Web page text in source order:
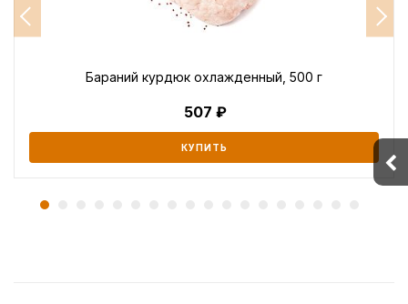
Бараний курдюк охлажденный, 500 г
507
КУПИТЬ